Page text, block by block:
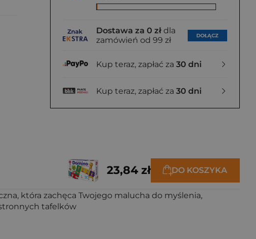
Dostawa za 0 zł dla
zamówień od 99 zł
DOŁĄCZ
Kup teraz, zapłać za 30 dni
Kup teraz, zapłać za 30 dni
23,84 zł DO KOSZYKA
która zachęca Twojego malucha do myślenia,
tafelków